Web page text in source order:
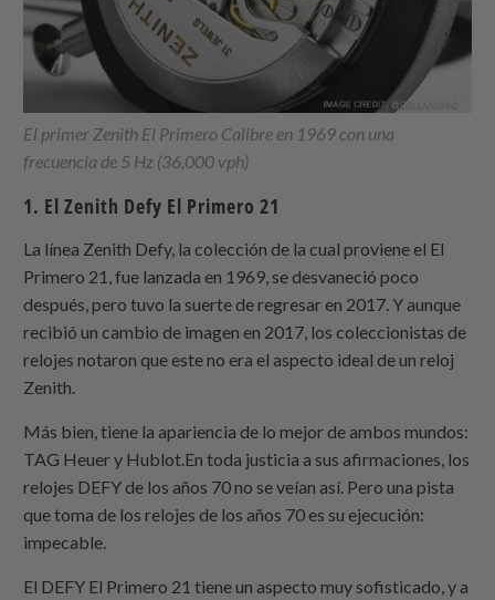
El primer Zenith El Primero Calibre en 1969 con una
frecuencia de 5 Hz (36,000 vph)
1. El Zenith Defy El Primero 21
La línea Zenith Defy, la colección de la cual proviene el El
Primero 21, fue lanzada en 1969, se desvaneció poco
después, pero tuvo la suerte de regresar en 2017. Y aunque
recibió un cambio de imagen en 2017, los coleccionistas de
relojes notaron que este no era el aspecto ideal de un reloj
Zenith.
Más bien, tiene la apariencia de lo mejor de ambos mundos:
TAG Heuer y Hublot.En toda justicia a sus afirmaciones, los
relojes DEFY de los años 70 no se veían así. Pero una pista
que toma de los relojes de los años 70 es su ejecución:
impecable.
El DEFY El Primero 21 tiene un aspecto muy sofisticado, y a